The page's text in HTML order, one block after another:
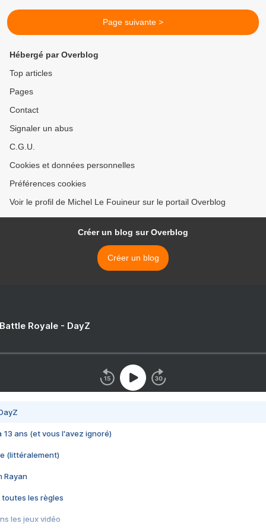
Page suivante >
Hébergé par Overblog
Top articles
Pages
Contact
Signaler un abus
C.G.U.
Cookies et données personnelles
Préférences cookies
Voir le profil de Michel Le Fouineur sur le portail Overblog
Créer un blog sur Overblog
Créer un blog
Royale - DayZ
13 ans (et vous l'avez ignoré)
(littéralement)
Rayan
toutes les règles
les jeux vidéo